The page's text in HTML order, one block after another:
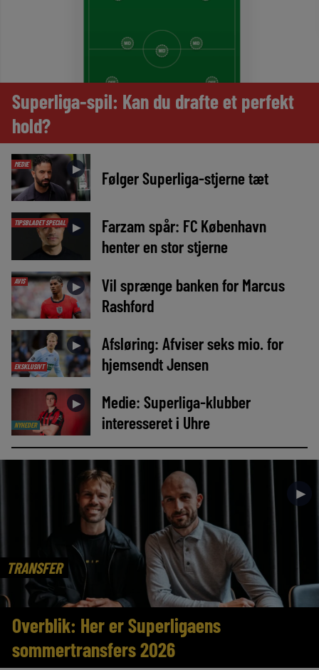
Superliga-spil: Kan du drafte et perfekt
hold?
MEDIE ► Følger Superliga-stjerne tæt
TIPSBLADET SPECIAL ►
Farzam spår: FC København
henter en stor stjerne
AVIS ►
Vil sprænge banken for Marcus
Rashford
EKSKLUSIVT
►
Afsløring: Afviser seks mio. for
hjemsendt Jensen
NYHEDER
►
Medie: Superliga-klubber
interesseret i Uhre
TRANSFER
►
Overblik: Her er Superligaens
sommertransfers 2026